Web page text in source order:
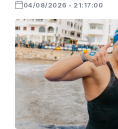
04/08/2026 - 21:17:00